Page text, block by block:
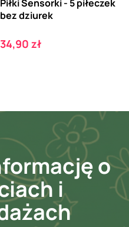
Piłki Sensorki - 5 piłeczek
bez dziurek
Cena
34,90 zł
o
i